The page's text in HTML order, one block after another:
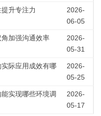
升专注力
2026-
06-05
加强沟通效率
2026-
05-31
际应用成效有哪
2026-
05-25
实现哪些环境调
2026-
05-17